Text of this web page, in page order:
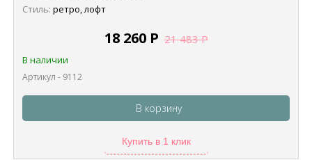
Стиль: ретро, лофт
18 260 Р 21 483Р
В наличии
Артикул - 9112
В корзину
Купить в 1 клик